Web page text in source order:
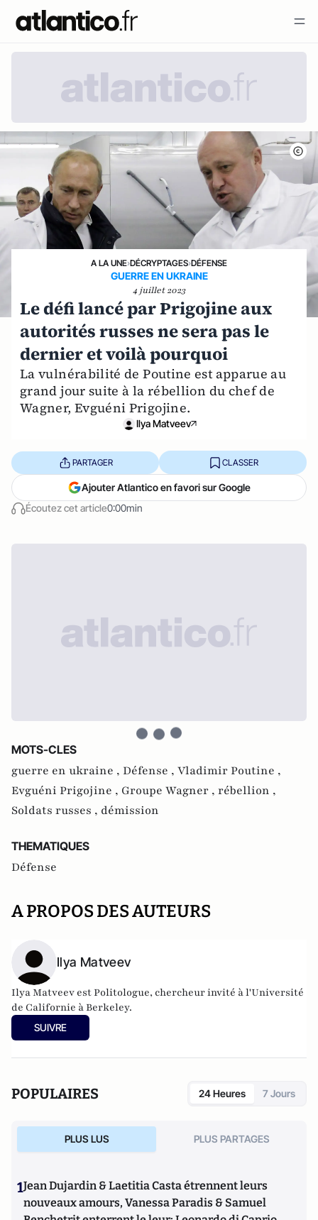
A LA UNE›DÉCRYPTAGES›DÉFENSE
GUERRE EN UKRAINE
4 juillet 2023
Le défi lancé par Prigojine aux
autorités russes ne sera pas le
dernier et voilà pourquoi
La vulnérabilité de Poutine est apparue au
grand jour suite à la rébellion du chef de
Wagner, Evguéni Prigojine.
Ilya Matveev
Écoutez cet article0:00min
PARTAGER CLASSER
Ajouter Atlantico en favori sur Google
MOTS-CLES
guerre en ukraine , Défense , Vladimir Poutine ,
Evguéni Prigojine , Groupe Wagner , rébellion ,
Soldats russes , démission
THEMATIQUES
Défense
A PROPOS DES AUTEURS
Ilya Matveev
Ilya Matveev est Politologue, chercheur invité à l'Université
de Californie à Berkeley.
SUIVRE
POPULAIRES 24 Heures 7 Jours
PLUS LUS PLUS PARTAGES
1Jean Dujardin & Laetitia Casta étrennent leurs
nouveaux amours, Vanessa Paradis & Samuel